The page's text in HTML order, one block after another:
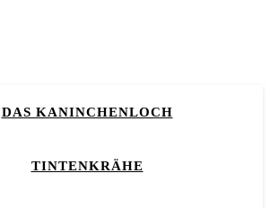
DAS KANINCHENLOCH
TINTENKRÄHE